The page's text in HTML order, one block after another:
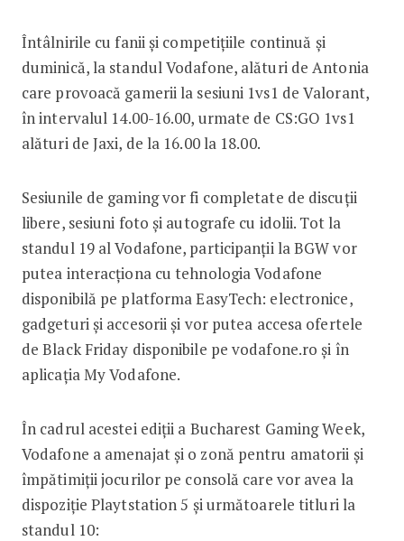
Întâlnirile cu fanii și competițiile continuă și
duminică, la standul Vodafone, alături de Antonia
care provoacă gamerii la sesiuni 1vs1 de Valorant,
în intervalul 14.00-16.00, urmate de CS:GO 1vs1
alături de Jaxi, de la 16.00 la 18.00.
Sesiunile de gaming vor fi completate de discuții
libere, sesiuni foto și autografe cu idolii. Tot la
standul 19 al Vodafone, participanții la BGW vor
putea interacționa cu tehnologia Vodafone
disponibilă pe platforma EasyTech: electronice,
gadgeturi și accesorii și vor putea accesa ofertele
de Black Friday disponibile pe vodafone.ro și în
aplicația My Vodafone.
În cadrul acestei ediții a Bucharest Gaming Week,
Vodafone a amenajat și o zonă pentru amatorii și
împătimiții jocurilor pe consolă care vor avea la
dispoziție Playtstation 5 și următoarele titluri la
standul 10: